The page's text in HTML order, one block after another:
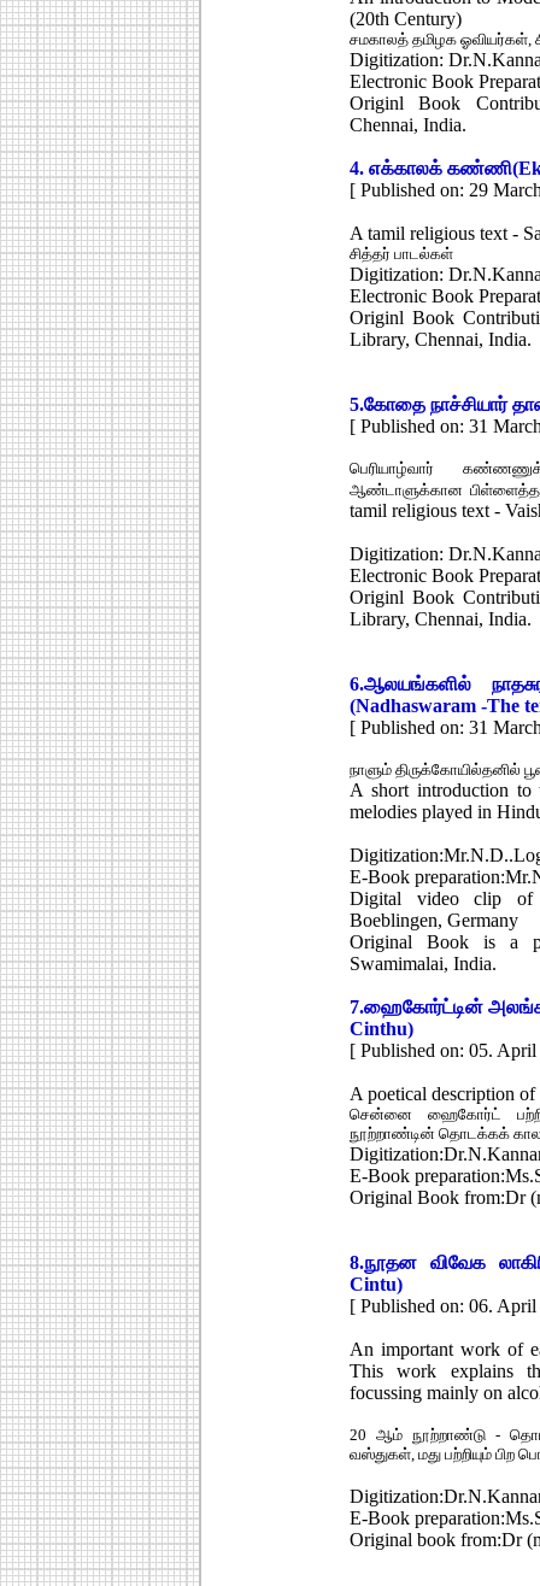
(20th Century)
சமகாலத் தமிழக ஓவியர்கள்,
Digitization:
Electronic Book
Originl Book
Chennai, India.
4. எக்காலக் கண்ணி
[ Published on: 29
A tamil religious text -
சித்தர் பாடல்கள்
Digitization:
Electronic Book
Originl Book
Library, Chennai, India.
5.கோதை நாச்சியார்
[ Published on: 31
பெரியாழ்வார்
ஆண்டாளுக்கான
tamil religious text -
Digitization:
Electronic Book
Originl Book
Library, Chennai, India.
6.ஆலயங்களில்
(Nadhaswaram -The
[ Published on: 31
நாளும் திருக்கோயில்தனில்
A short introduction to
melodies played in
E-Book
Digital video clip of
Boeblingen, Germany
Original Book is a
Swamimalai, India.
7.ஹைகோர்ட்டின்
Cinthu)
[ Published on: 05.
A poetical description
சென்னை ஹைகோர்ட்
நூற்றாண்டின் தொடக்கக்
E-Book
Original Book from:Dr
8.நூதன விவேக
Cintu)
[ Published on: 06.
An important work of
This work explains
focussing mainly on
20 ஆம் நூற்றாண்டு -
வஸ்துகள், மது பற்றியும் பிற
E-Book
Original book from:Dr